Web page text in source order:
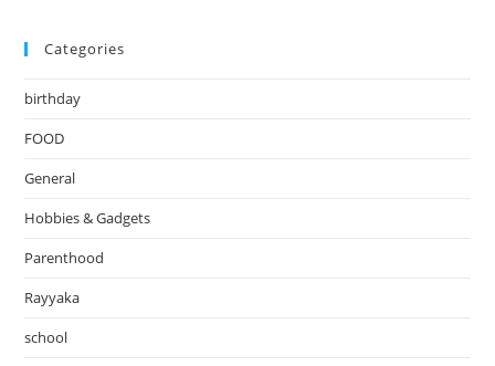
Categories
birthday
FOOD
General
Hobbies & Gadgets
Parenthood
Rayyaka
school